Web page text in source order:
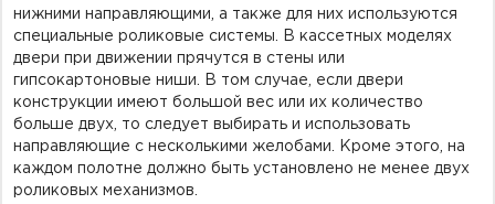
нижними направляющими, а также для них используются
специальные роликовые системы. В кассетных моделях
двери при движении прячутся в стены или
гипсокартоновые ниши. В том случае, если двери
конструкции имеют большой вес или их количество
больше двух, то следует выбирать и использовать
направляющие с несколькими желобами. Кроме этого, на
каждом полотне должно быть установлено не менее двух
роликовых механизмов.